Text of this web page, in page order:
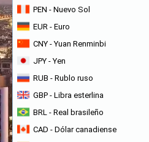
PEN - Nuevo Sol
EUR - Euro
CNY - Yuan Renminbi
JPY - Yen
RUB - Rublo ruso
GBP - Libra esterlina
BRL - Real brasileño
CAD - Dólar canadiense